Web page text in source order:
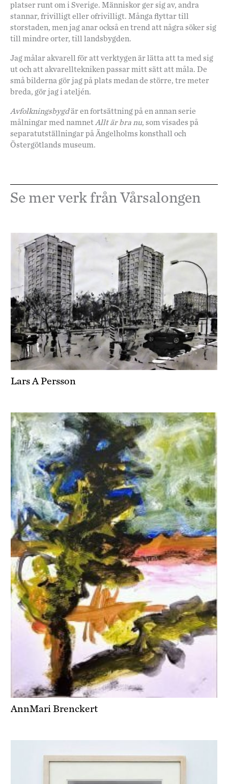
platser runt om i Sverige. Människor ger sig av, andra
stannar, frivilligt eller ofrivilligt. Många flyttar till
storstaden, men jag anar också en trend att några söker sig
till mindre orter, till landsbygden.
Jag målar akvarell för att verktygen är lätta att ta med sig
ut och att akvarelltekniken passar mitt sätt att måla. De
små bilderna gör jag på plats medan de större, tre meter
breda, gör jag i ateljén.
Avfolkningsbygdär en fortsättning på en annan serie
målningar med namnet Allt är bra nu, som visades på
separatutställningar på Ängelholms konsthall och
Östergötlands museum.
Se mer verk från Vårsalongen
Lars A Persson
AnnMari Brenckert